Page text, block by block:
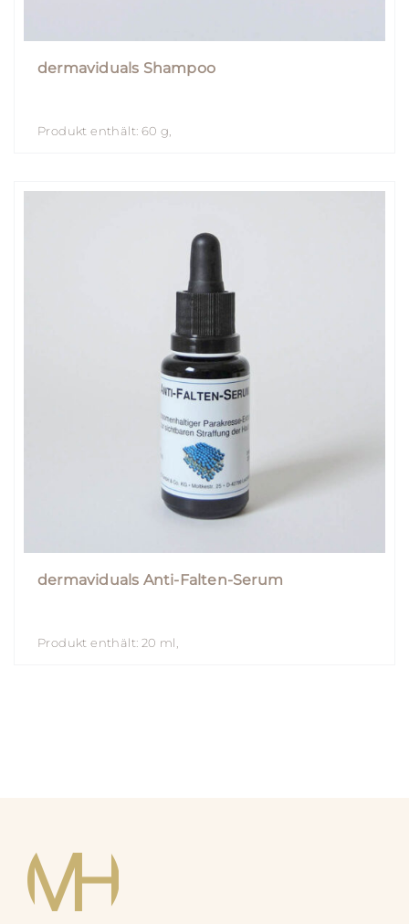
dermaviduals Shampoo
Produkt enthält: 60 g
dermaviduals Anti-Falten-Serum
Produkt enthält: 20 ml